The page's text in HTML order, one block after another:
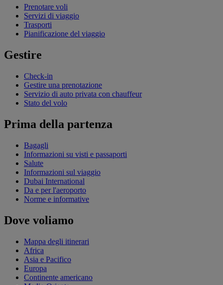
Prenotare voli
Servizi di viaggio
Trasporti
Pianificazione del viaggio
Gestire
Check-in
Gestire una prenotazione
Servizio di auto privata con chauffeur
Stato del volo
Prima della partenza
Bagagli
Informazioni su visti e passaporti
Salute
Informazioni sul viaggio
Dubai International
Da e per l'aeroporto
Norme e informative
Dove voliamo
Mappa degli itinerari
Africa
Asia e Pacifico
Europa
Continente americano